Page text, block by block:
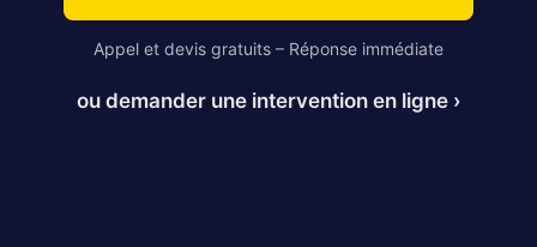
Appel et devis gratuits – Réponse immédiate
ou demander une intervention en ligne ›